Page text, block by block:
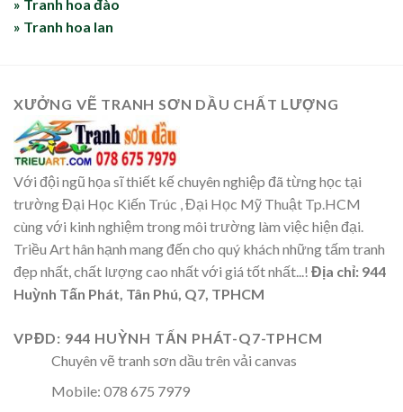
» Tranh hoa đào
» Tranh hoa lan
XƯỞNG VẼ TRANH SƠN DẦU CHẤT LƯỢNG
Với đội ngũ họa sĩ thiết kế chuyên nghiệp đã từng học tại
trường Đại Học Kiến Trúc , Đại Học Mỹ Thuật Tp.HCM
cùng với kinh nghiệm trong môi trường làm việc hiện đại.
Triều Art hân hạnh mang đến cho quý khách những tấm tranh
đẹp nhất, chất lượng cao nhất với giá tốt nhất...! Địa chỉ: 944
Huỳnh Tấn Phát, Tân Phú, Q7, TPHCM
VPĐD: 944 HUỲNH TẤN PHÁT-Q7-TPHCM
Chuyên vẽ tranh sơn dầu trên vải canvas
Mobile: 078 675 7979